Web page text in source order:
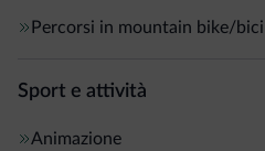
Percorsi in mountain bike/bici
Sport e attività
Animazione